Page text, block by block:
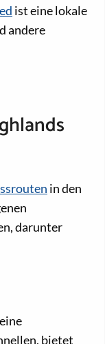
ist eine lokale
andere
in den
darunter
bietet